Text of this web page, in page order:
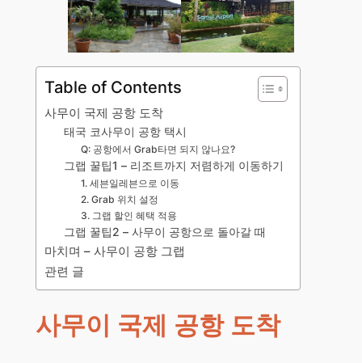
Table of Contents
사무이 국제 공항 도착
태국 코사무이 공항 택시
Q: 공항에서 Grab타면 되지 않나요?
그랩 꿀팁1 – 리조트까지 저렴하게 이동하기
1. 세븐일레븐으로 이동
2. Grab 위치 설정
3. 그랩 할인 혜택 적용
그랩 꿀팁2 – 사무이 공항으로 돌아갈 때
마치며 – 사무이 공항 그랩
관련 글
사무이 국제 공항 도착